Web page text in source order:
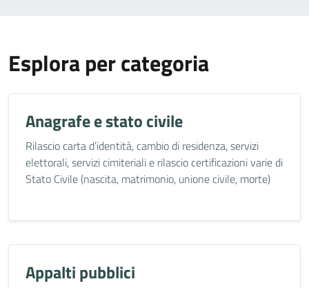
Esplora per categoria
Anagrafe e stato civile
Rilascio carta d’identità, cambio di residenza, servizi
elettorali, servizi cimiteriali e rilascio certificazioni varie di
Stato Civile (nascita, matrimonio, unione civile, morte)
Appalti pubblici